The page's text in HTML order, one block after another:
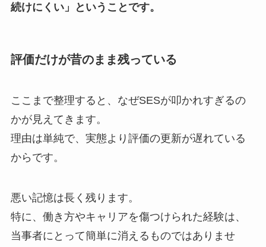
続けにくい」ということです。
評価だけが昔のまま残っている
ここまで整理すると、なぜSESが叩かれすぎるの
かが見えてきます。
理由は単純で、実態より評価の更新が遅れている
からです。
悪い記憶は長く残ります。
特に、働き方やキャリアを傷つけられた経験は、
当事者にとって簡単に消えるものではありませ